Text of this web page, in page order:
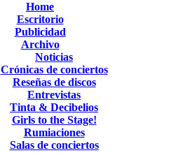
Home
Escritorio
Publicidad
Archivo
Noticias
Crónicas de conciertos
Reseñas de discos
Entrevistas
Tinta & Decibelios
Girls to the Stage!
Rumiaciones
Salas de conciertos